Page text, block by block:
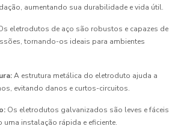
aumentando sua durabilidade e vida útil.
eletrodutos de aço são robustos e capazes de
tornando-os ideais para ambientes
A estrutura metálica do eletroduto ajuda a
evitando danos e curtos-circuitos.
Os eletrodutos galvanizados são leves e fáceis
uma instalação rápida e eficiente.